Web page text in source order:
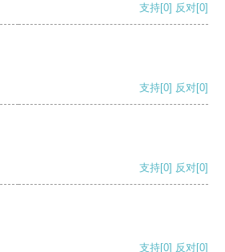
支持[0] 反对[0]
支持[0] 反对[0]
支持[0] 反对[0]
支持[0] 反对[0]